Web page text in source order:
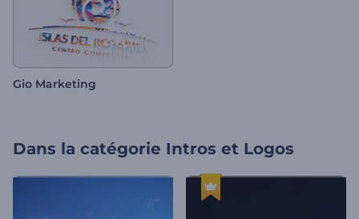
Gio Marketing
Dans la catégorie Intros et Logos